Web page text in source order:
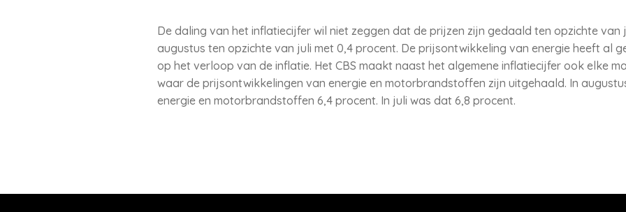
De daling van het inflatiecijfer wil niet zeggen dat de prijzen zijn gedaald ten opzichte van
augustus ten opzichte van juli met 0,4 procent. De prijsontwikkeling van energie heeft al
op het verloop van de inflatie. Het CBS maakt naast het algemene inflatiecijfer ook elke
waar de prijsontwikkelingen van energie en motorbrandstoffen zijn uitgehaald. In
energie en motorbrandstoffen 6,4 procent. In juli was dat 6,8 procent.